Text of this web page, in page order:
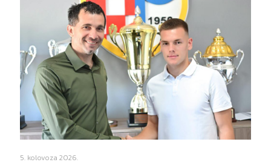
5. kolovoza 2026.